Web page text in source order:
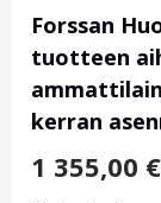
Forssan
tuotteen
kerran
1 355,00 €